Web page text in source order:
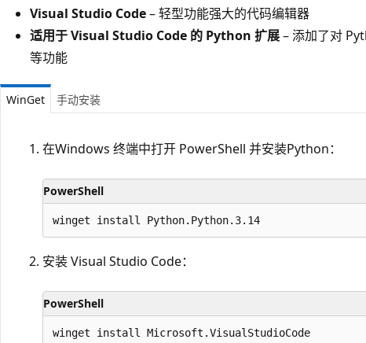
Visual Studio Code– 轻型功能强大的代码编辑器
适用于 Visual Studio Code 的 Python 扩展– 添加了对
等功能
WinGet 手动安装
在Windows 终端中打开 PowerShell 并安装Python：
PowerShell
安装 Visual Studio Code：
PowerShell